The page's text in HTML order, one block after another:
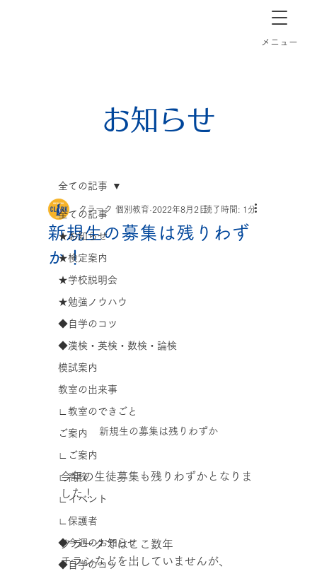
​メニュー
全ての記事
★お知らせ
★検定案内
★学校説明会
★勉強ノウハウ
◆自学のコツ
◆漢検・英検・数検・論検
模試案内
教室の出来事
∟教室のできごと
ご案内
∟ご案内
∟高校
∟イベント
∟保護者
◆今週のお知らせ
◆自学のコツ
全ての記事
新規生の募集は残りわず
か！
クラーク 個別教育 2022年8月2日読了時間: 1分
新規生の募集は残りわずか
今年の生徒募集も残りわずかとなりま
した！
クラークではここ数年
チラシなどを出していませんが、
お知らせ